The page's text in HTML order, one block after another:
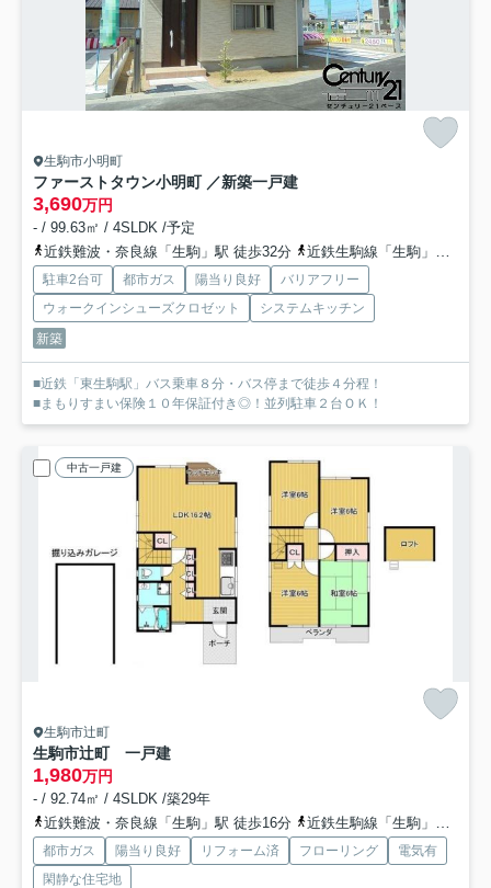
生駒市小明町
ファーストタウン小明町 ／新築一戸建
3,690万円
- / 99.63㎡ / 4SLDK /予定
近鉄難波・奈良線「生駒」駅 徒歩32分
近鉄生駒線「生駒」駅 徒歩32分
駐車2台可 都市ガス 陽当り良好
バリアフリー
ウォークインシューズクロゼット
システムキッチン
新築
■近鉄「東生駒駅」バス乗車８分・バス停まで徒歩４分程！
■まもりすまい保険１０年保証付き◎！並列駐車２台ＯＫ！
中古一戸建
生駒市辻町
生駒市辻町 一戸建
1,980万円
- / 92.74㎡ / 4SLDK /築29年
近鉄難波・奈良線「生駒」駅 徒歩16分
近鉄生駒線「生駒」駅 徒歩16分
都市ガス 陽当り良好 リフォーム済 フローリング
電気有
閑静な住宅地